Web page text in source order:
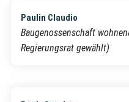
Paulin Claudio
Baugenossenschaft
Regierungsrat gewählt)